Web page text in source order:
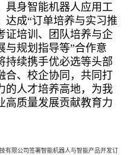
具身智能机器人应用工
达成“订单培养与实习推
证培训、团队培养与企
与规划指导等”合作意
持续携手优必选等头部
合、校企协同，共同打
的人才培养高地，为我
高质量发展贡献教育力
有限公司签署智能机器人与智能产品开发订